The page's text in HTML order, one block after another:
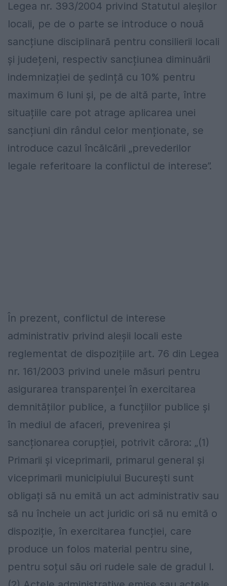
Legea nr. 393/2004 privind Statutul aleșilor
locali, pe de o parte se introduce o nouă
sancțiune disciplinară pentru consilierii locali
și județeni, respectiv sancțiunea diminuării
indemnizației de ședință cu 10% pentru
maximum 6 luni și, pe de altă parte, între
situațiile care pot atrage aplicarea unei
sancțiuni din rândul celor menționate, se
introduce cazul încălcării „prevederilor
legale referitoare la conflictul de interese”.
În prezent, conflictul de interese
administrativ privind aleșii locali este
reglementat de dispozițiile art. 76 din Legea
nr. 161/2003 privind unele măsuri pentru
asigurarea transparenței în exercitarea
demnităților publice, a funcțiilor publice și
în mediul de afaceri, prevenirea și
sancționarea corupției, potrivit cărora: „(1)
Primarii și viceprimarii, primarul general și
viceprimarii municipiului București sunt
obligați să nu emită un act administrativ sau
să nu încheie un act juridic ori să nu emită o
dispoziție, în exercitarea funcției, care
produce un folos material pentru sine,
pentru soțul său ori rudele sale de gradul I.